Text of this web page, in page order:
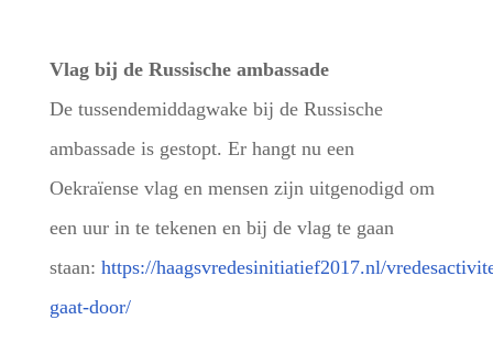
Vlag bij de Russische ambassade
De tussendemiddagwake bij de Russische
ambassade is gestopt. Er hangt nu een
Oekraïense vlag en mensen zijn uitgenodigd om
een uur in te tekenen en bij de vlag te gaan
staan: https://haagsvredesinitiatief2017.nl/
gaat-door/